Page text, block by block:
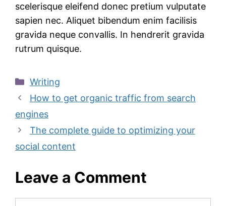
scelerisque eleifend donec pretium vulputate
sapien nec. Aliquet bibendum enim facilisis
gravida neque convallis. In hendrerit gravida
rutrum quisque.
Categories
Writing
How to get organic traffic from search
engines
The complete guide to optimizing your
social content
Leave a Comment